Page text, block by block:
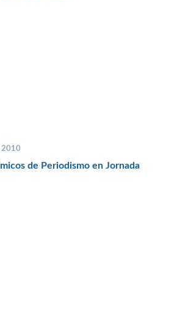
2010
de Periodismo en Jornada